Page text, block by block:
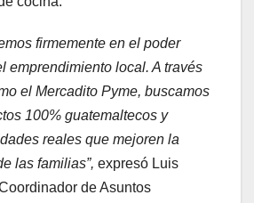
firmemente en el poder
emprendimiento local. A través
el Mercadito Pyme, buscamos
100% guatemaltecos y
reales que mejoren la
las familias”, expresó Luis
de Asuntos